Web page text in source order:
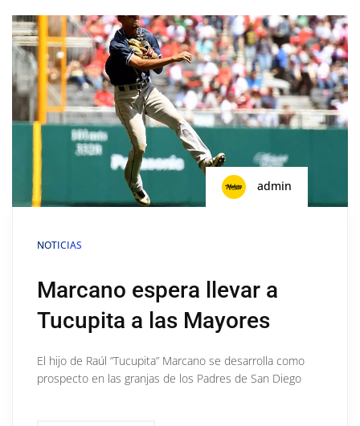
admin
NOTICIAS
Marcano espera llevar a
Tucupita a las Mayores
El hijo de Raúl “Tucupita” Marcano se desarrolla como
prospecto en las granjas de los Padres de San Diego